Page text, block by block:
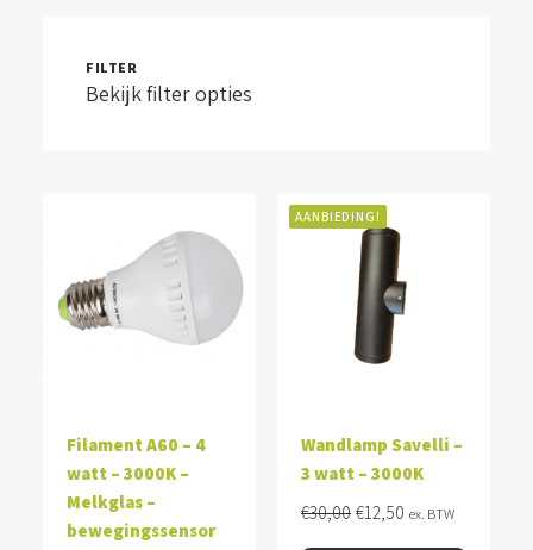
FILTER
Bekijk filter opties
Filament A60 – 4
watt – 3000K –
Melkglas –
bewegingssensor
AANBIEDING!
Wandlamp Savelli –
3 watt – 3000K
€30,00 Oorspronkelijke
€12,50 Huidige
ex. BTW